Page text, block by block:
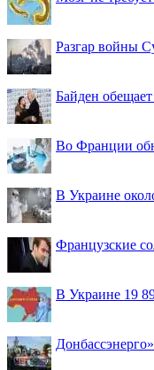
Разгар войны
Байден
Во Франции
В Украине
Французские
В Украине 19